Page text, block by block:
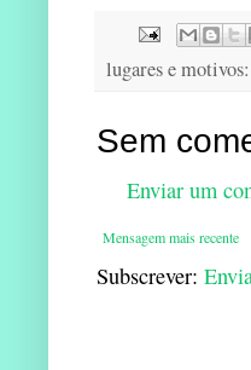
lugares e motivos:
Sem
Enviar um
Mensagem mais recente
Subscrever: